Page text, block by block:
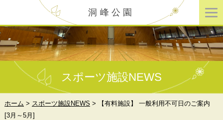
洞峰公園
スポーツ施設NEWS
ホーム > スポーツ施設NEWS >
【有料施設】 一般利用不可日のご案内
[3月～5月]